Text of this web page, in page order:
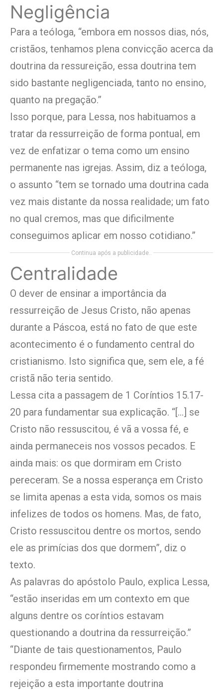
Negligência
Para a teóloga, “embora em nossos dias, nós,
cristãos, tenhamos plena convicção acerca da
doutrina da ressureição, essa doutrina tem
sido bastante negligenciada, tanto no ensino,
quanto na pregação.”
Isso porque, para Lessa, nos habituamos a
tratar da ressurreição de forma pontual, em
vez de enfatizar o tema como um ensino
permanente nas igrejas. Assim, diz a teóloga,
o assunto “tem se tornado uma doutrina cada
vez mais distante da nossa realidade; um fato
no qual cremos, mas que dificilmente
conseguimos aplicar em nosso cotidiano.”
Continua após a publicidade..
Centralidade
O dever de ensinar a importância da
ressurreição de Jesus Cristo, não apenas
durante a Páscoa, está no fato de que este
acontecimento é o fundamento central do
cristianismo. Isto significa que, sem ele, a fé
cristã não teria sentido.
Lessa cita a passagem de 1 Coríntios 15.17-
20 para fundamentar sua explicação. “[…] se
Cristo não ressuscitou, é vã a vossa fé, e
ainda permaneceis nos vossos pecados. E
ainda mais: os que dormiram em Cristo
pereceram. Se a nossa esperança em Cristo
se limita apenas a esta vida, somos os mais
infelizes de todos os homens. Mas, de fato,
Cristo ressuscitou dentre os mortos, sendo
ele as primícias dos que dormem”, diz o
texto.
As palavras do apóstolo Paulo, explica Lessa,
“estão inseridas em um contexto em que
alguns dentre os coríntios estavam
questionando a doutrina da ressurreição.”
“Diante de tais questionamentos, Paulo
respondeu firmemente mostrando como a
rejeição a esta importante doutrina